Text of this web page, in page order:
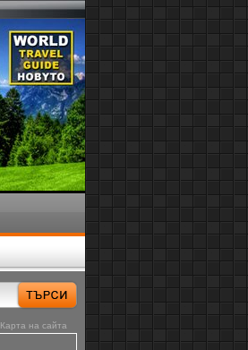
Карта на сайта